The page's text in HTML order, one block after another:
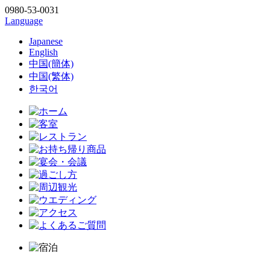
0980-53-0031
Language
Japanese
English
中国(簡体)
中国(繁体)
한국어